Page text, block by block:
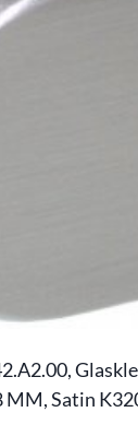
MM, Satin